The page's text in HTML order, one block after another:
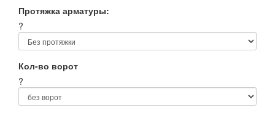
Протяжка арматуры:
?
Кол-во ворот
?